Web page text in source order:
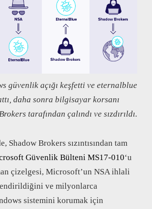
güvenlik açığı keşfetti ve eternalblue
daha sonra bilgisayar korsanı
tarafından çalındı ve sızdırıldı.
Shadow Brokers sızıntısından tam
Güvenlik Bülteni MS17-010‘u
çizelgesi, Microsoft’un NSA ihlali
ve milyonlarca
sistemini korumak için